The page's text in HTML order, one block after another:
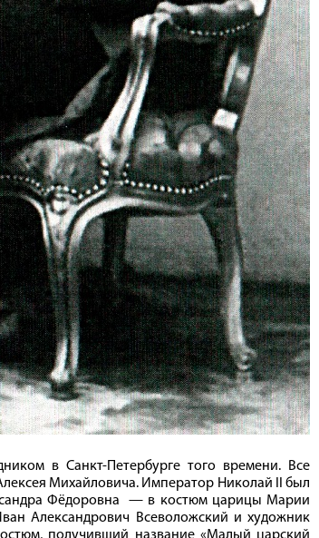
в Санкт-Петербурге того времени. Все
Михайловича. Император Николай II был
Фёдоровна — в костюм царицы Марии
Александрович Всеволожский и художник